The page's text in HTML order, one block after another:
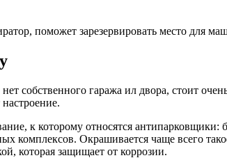
поможет зарезервировать место для
собственного гаража ил двора, стоит
к которому относятся
комплексов. Окрашивается чаще всего
которая защищает от коррозии.